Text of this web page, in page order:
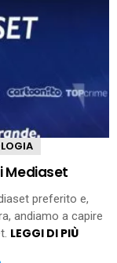
Mediaset
preferito e,
andiamo a capire
LEGGI DI PIÙ